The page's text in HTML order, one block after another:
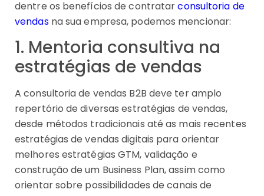
dentre os benefícios de contratarconsultoria de
vendas na sua empresa, podemos mencionar:
1. Mentoria consultiva na
estratégias de vendas
A consultoria de vendas B2B deve ter amplo
repertório de diversas estratégias de vendas,
desde métodos tradicionais até as mais recentes
estratégias de vendas digitais para orientar
melhores estratégias GTM, validação e
construção de um Business Plan, assim como
orientar sobre possibilidades de canais de